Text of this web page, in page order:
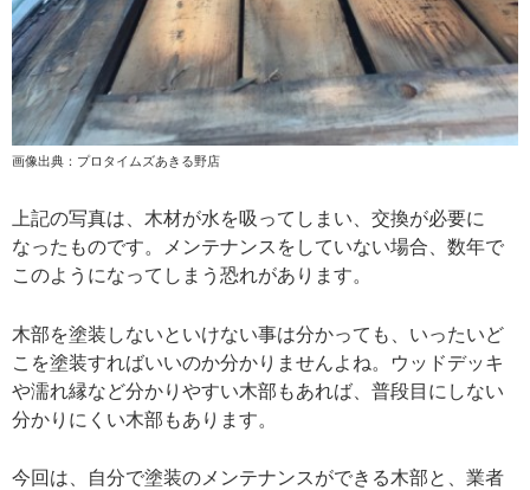
画像出典：プロタイムズあきる野店
上記の写真は、木材が水を吸ってしまい、交換が必要に
なったものです。メンテナンスをしていない場合、数年で
このようになってしまう恐れがあります。
木部を塗装しないといけない事は分かっても、いったいど
こを塗装すればいいのか分かりませんよね。ウッドデッキ
や濡れ縁など分かりやすい木部もあれば、普段目にしない
分かりにくい木部もあります。
今回は、自分で塗装のメンテナンスができる木部と、業者